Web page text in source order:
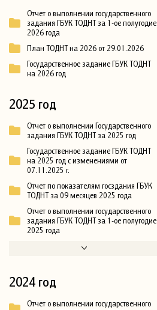
Отчет о выполнении государственного
задания ГБУК ТОДНТ за 1-ое полугодие
2026 года
План ТОДНТ на 2026 от 29.01.2026
Государственное задание ГБУК ТОДНТ
на 2026 год
2025 год
Отчет о выполнении Государственного
задания ГБУК ТОДНТ за 2025 год
Государственное задание ГБУК ТОДНТ
на 2025 год с изменениями от
07.11.2025 г.
Отчет по показателям госздания ГБУК
ТОДНТ за 09 месяцев 2025 года
Отчет о выполнении государственного
задания ГБУК ТОДНТ за 1-ое полугодие
2025 года
2024 год
Отчет о выполнении государственного